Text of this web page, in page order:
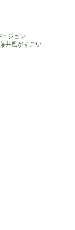
ジョン
井風がすごい